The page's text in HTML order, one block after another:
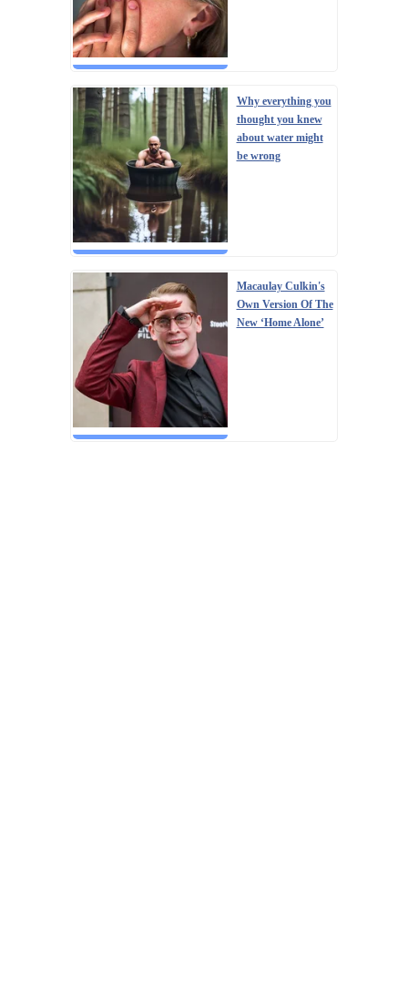
Why everything you
thought you knew
about water might
be wrong
Macaulay Culkin's
Own Version Of The
New ‘Home Alone’